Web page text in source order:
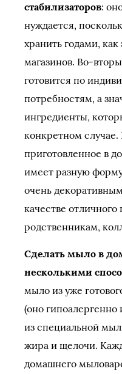
стабилизаторов:
нуждается,
хранить годами, как
магазинов. Во-
готовится по
потребностям, а
ингредиенты,
конкретном
приготовленное в
имеет разную
очень
качестве отличного
родственникам,
Сделать мыло в
несколькими
мыло из уже
(оно
из специальной
жира и щелочи.
домашнего